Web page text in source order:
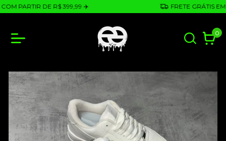
PARTIR DE R$ 399,99 ✈️ FRETE GRÁTIS EM
0